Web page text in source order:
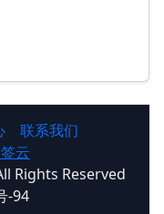
联系我们
云
Rights Reserved
-94